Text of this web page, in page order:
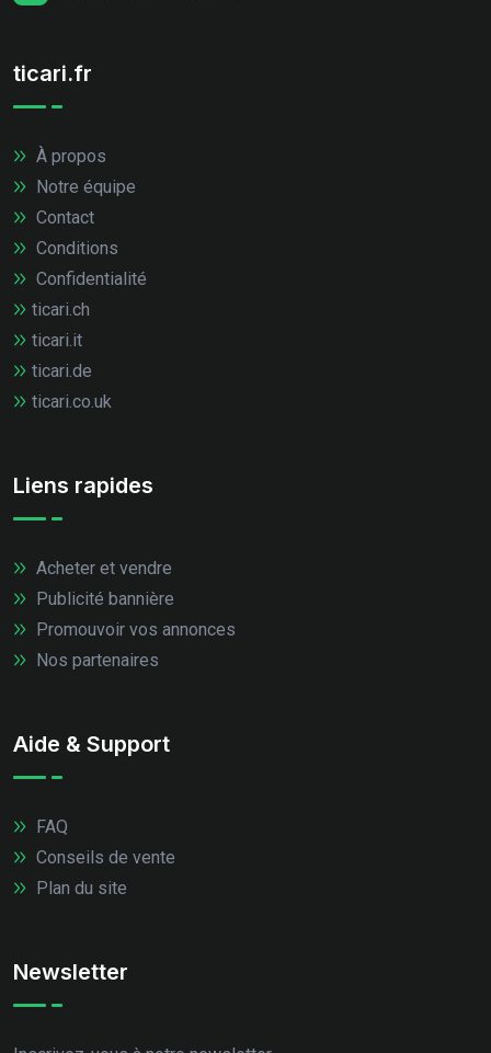
ticari.fr
À propos
Notre équipe
Contact
Conditions
Confidentialité
ticari.ch
ticari.it
ticari.de
ticari.co.uk
Liens rapides
Acheter et vendre
Publicité bannière
Promouvoir vos annonces
Nos partenaires
Aide & Support
FAQ
Conseils de vente
Plan du site
Newsletter